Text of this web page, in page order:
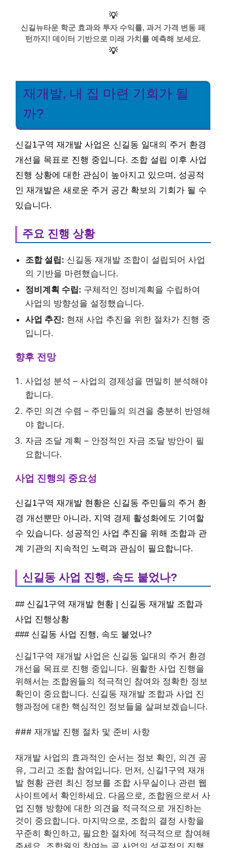
💡
신길뉴타운 학군 효과와 투자 수익률, 과거 가격 변동 패
턴까지! 데이터 기반으로 미래 가치를 예측해 보세요.
💡
재개발, 내 집 마련 기회가 될
까?
신길1구역 재개발 사업은 신길동 일대의 주거 환경
개선을 목표로 진행 중입니다. 조합 설립 이후 사업
진행 상황에 대한 관심이 높아지고 있으며, 성공적
인 재개발은 새로운 주거 공간 확보의 기회가 될 수
있습니다.
주요 진행 상황
조합 설립: 신길동 재개발 조합이 설립되어 사업
의 기반을 마련했습니다.
정비계획 수립: 구체적인 정비계획을 수립하여
사업의 방향성을 설정했습니다.
사업 추진: 현재 사업 추진을 위한 절차가 진행 중
입니다.
향후 전망
사업성 분석 – 사업의 경제성을 면밀히 분석해야
합니다.
주민 의견 수렴 – 주민들의 의견을 충분히 반영해
야 합니다.
자금 조달 계획 – 안정적인 자금 조달 방안이 필
요합니다.
사업 진행의 중요성
신길1구역 재개발 현황은 신길동 주민들의 주거 환
경 개선뿐만 아니라, 지역 경제 활성화에도 기여할
수 있습니다. 성공적인 사업 추진을 위해 조합과 관
계 기관의 지속적인 노력과 관심이 필요합니다.
신길동 사업 진행, 속도 붙었나?
## 신길1구역 재개발 현황 | 신길동 재개발 조합과
사업 진행상황
### 신길동 사업 진행, 속도 붙었나?
신길1구역 재개발 사업은 신길동 일대의 주거 환경
개선을 목표로 진행 중입니다. 원활한 사업 진행을
위해서는 조합원들의 적극적인 참여와 정확한 정보
확인이 중요합니다. 신길동 재개발 조합과 사업 진
행과정에 대한 핵심적인 정보들을 살펴보겠습니다.
### 재개발 진행 절차 및 준비 사항
재개발 사업의 효과적인 순서는 정보 확인, 의견 공
유, 그리고 조합 참여입니다. 먼저, 신길1구역 재개
발 현황 관련 최신 정보를 조합 사무실이나 관련 웹
사이트에서 확인하세요. 다음으로, 조합원으로서 사
업 진행 방향에 대한 의견을 적극적으로 개진하는
것이 중요합니다. 마지막으로, 조합의 결정 사항을
꾸준히 확인하고, 필요한 절차에 적극적으로 참여해
주세요. 조합원의 참여는 곧 사업의 성공적인 진행